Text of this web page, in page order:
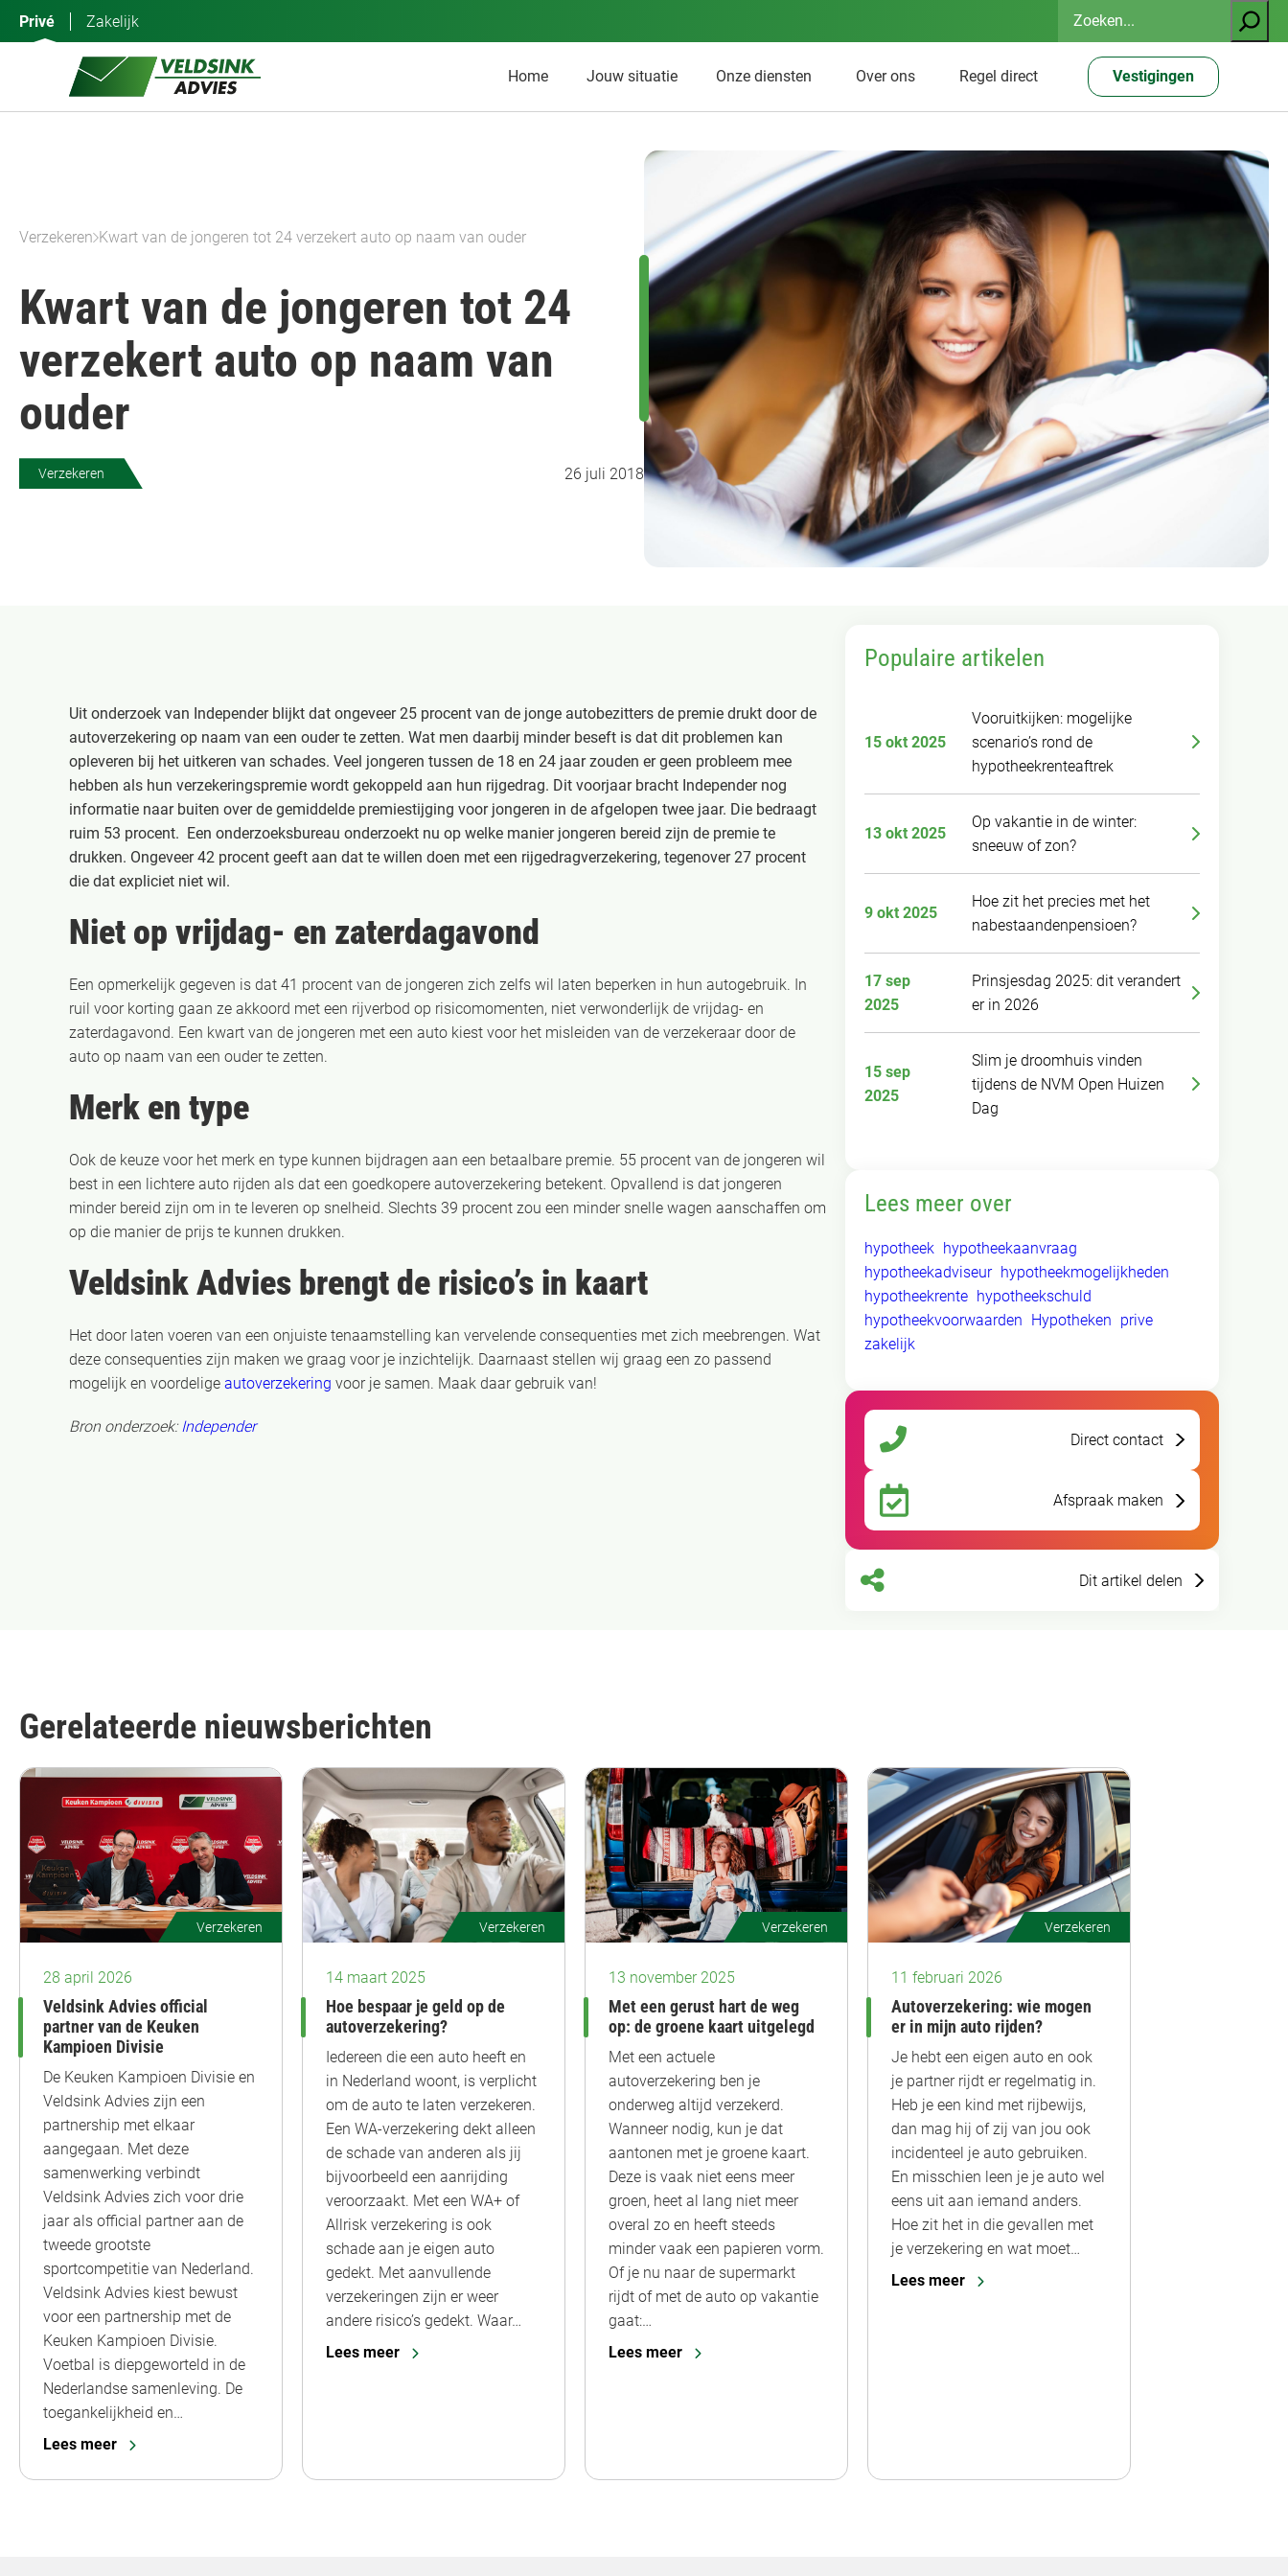
Privé Zakelijk
Zoeken
Home Jouw situatie Onze diensten Over ons Regel direct Vestigingen
Verzekeren Kwart van de jongeren tot 24 verzekert auto op naam van ouder
Kwart van de jongeren tot 24
verzekert auto op naam van
ouder
Verzekeren 26 juli 2018
Uit onderzoek van Independer blijkt dat ongeveer 25 procent van de jonge autobezitters de premie drukt door de
autoverzekering op naam van een ouder te zetten. Wat men daarbij minder beseft is dat dit problemen kan
opleveren bij het uitkeren van schades. Veel jongeren tussen de 18 en 24 jaar zouden er geen probleem mee
hebben als hun verzekeringspremie wordt gekoppeld aan hun rijgedrag. Dit voorjaar bracht Independer nog
informatie naar buiten over de gemiddelde premiestijging voor jongeren in de afgelopen twee jaar. Die bedraagt
ruim 53 procent. Een onderzoeksbureau onderzoekt nu op welke manier jongeren bereid zijn de premie te
drukken. Ongeveer 42 procent geeft aan dat te willen doen met een rijgedragverzekering, tegenover 27 procent
die dat expliciet niet wil.
Niet op vrijdag- en zaterdagavond
Een opmerkelijk gegeven is dat 41 procent van de jongeren zich zelfs wil laten beperken in hun autogebruik. In
ruil voor korting gaan ze akkoord met een rijverbod op risicomomenten, niet verwonderlijk de vrijdag- en
zaterdagavond. Een kwart van de jongeren met een auto kiest voor het misleiden van de verzekeraar door de
auto op naam van een ouder te zetten.
Merk en type
Ook de keuze voor het merk en type kunnen bijdragen aan een betaalbare premie. 55 procent van de jongeren wil
best in een lichtere auto rijden als dat een goedkopere autoverzekering betekent. Opvallend is dat jongeren
minder bereid zijn om in te leveren op snelheid. Slechts 39 procent zou een minder snelle wagen aanschaffen om
op die manier de prijs te kunnen drukken.
Veldsink Advies brengt de risico’s in kaart
Het door laten voeren van een onjuiste tenaamstelling kan vervelende consequenties met zich meebrengen. Wat
deze consequenties zijn maken we graag voor je inzichtelijk. Daarnaast stellen wij graag een zo passend
mogelijk en voordelige autoverzekering voor je samen. Maak daar gebruik van!
Bron onderzoek: Independer
Populaire artikelen
15 okt 2025
Vooruitkijken: mogelijke
scenario’s rond de
hypotheekrenteaftrek
13 okt 2025
Op vakantie in de winter:
sneeuw of zon?
9 okt 2025
Hoe zit het precies met het
nabestaandenpensioen?
17 sep
2025
Prinsjesdag 2025: dit verandert
er in 2026
15 sep
2025
Slim je droomhuis vinden
tijdens de NVM Open Huizen
Dag
Lees meer over
hypotheek hypotheekaanvraag
hypotheekadviseur hypotheekmogelijkheden
hypotheekrente hypotheekschuld
hypotheekvoorwaarden Hypotheken prive
zakelijk
Direct contact
Afspraak maken
Dit artikel delen
Gerelateerde nieuwsberichten
Verzekeren
28 april 2026
Veldsink Advies official
partner van de Keuken
Kampioen Divisie
De Keuken Kampioen Divisie en
Veldsink Advies zijn een
partnership met elkaar
aangegaan. Met deze
samenwerking verbindt
Veldsink Advies zich voor drie
jaar als official partner aan de
tweede grootste
sportcompetitie van Nederland.
Veldsink Advies kiest bewust
voor een partnership met de
Keuken Kampioen Divisie.
Voetbal is diepgeworteld in de
Nederlandse samenleving. De
toegankelijkheid en…
Lees meer
Verzekeren
14 maart 2025
Hoe bespaar je geld op de
autoverzekering?
Iedereen die een auto heeft en
in Nederland woont, is verplicht
om de auto te laten verzekeren.
Een WA-verzekering dekt alleen
de schade van anderen als jij
bijvoorbeeld een aanrijding
veroorzaakt. Met een WA+ of
Allrisk verzekering is ook
schade aan je eigen auto
gedekt. Met aanvullende
verzekeringen zijn er weer
andere risico’s gedekt. Waar…
Lees meer
Verzekeren
13 november 2025
Met een gerust hart de weg
op: de groene kaart uitgelegd
Met een actuele
autoverzekering ben je
onderweg altijd verzekerd.
Wanneer nodig, kun je dat
aantonen met je groene kaart.
Deze is vaak niet eens meer
groen, heet al lang niet meer
overal zo en heeft steeds
minder vaak een papieren vorm.
Of je nu naar de supermarkt
rijdt of met de auto op vakantie
gaat:…
Lees meer
Verzekeren
11 februari 2026
Autoverzekering: wie mogen
er in mijn auto rijden?
Je hebt een eigen auto en ook
je partner rijdt er regelmatig in.
Heb je een kind met rijbewijs,
dan mag hij of zij van jou ook
incidenteel je auto gebruiken.
En misschien leen je je auto wel
eens uit aan iemand anders.
Hoe zit het in die gevallen met
je verzekering en wat moet…
Lees meer